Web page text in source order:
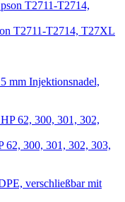
T2711-T2714, T27XL
Injektionsnadel,
62, 300, 301, 302, 303,